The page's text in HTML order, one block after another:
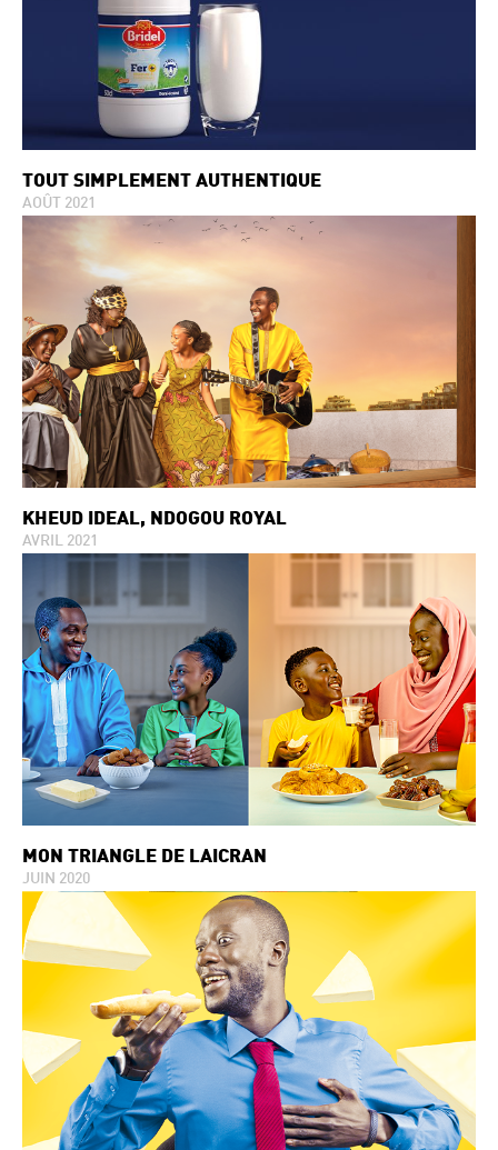
TOUT SIMPLEMENT AUTHENTIQUE
AOÛT 2021
KHEUD IDEAL, NDOGOU ROYAL
AVRIL 2021
MON TRIANGLE DE LAICRAN
JUIN 2020